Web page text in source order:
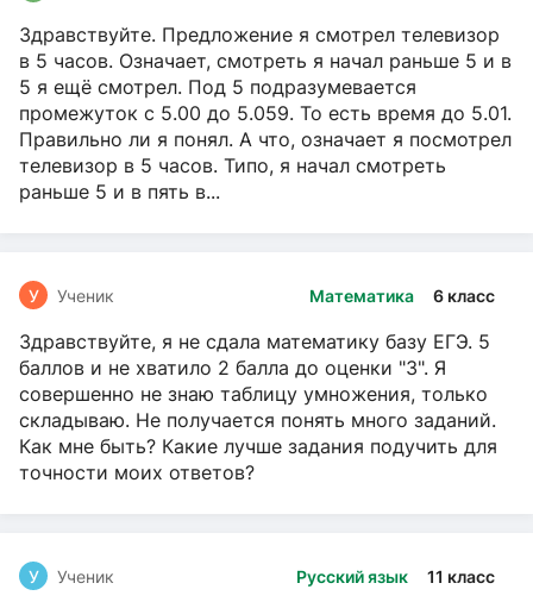
Здравствуйте. Предложение я смотрел телевизор
в 5 часов. Означает, смотреть я начал раньше 5 и в
5 я ещё смотрел. Под 5 подразумевается
промежуток с 5.00 до 5.059. То есть время до 5.01.
Правильно ли я понял. А что, означает я посмотрел
телевизор в 5 часов. Типо, я начал смотреть
раньше 5 и в пять в...
Математика 6 класс
У Ученик
Здравствуйте, я не сдала математику базу ЕГЭ. 5
баллов и не хватило 2 балла до оценки "3". Я
совершенно не знаю таблицу умножения, только
складываю. Не получается понять много заданий.
Как мне быть? Какие лучше задания подучить для
точности моих ответов?
Русский язык 11 класс
У Ученик